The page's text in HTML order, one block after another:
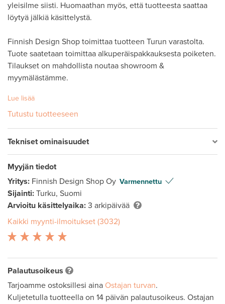
yleisilme siisti. Huomaathan myös, että tuotteesta saattaa
löytyä jälkiä käsittelystä.
Finnish Design Shop toimittaa tuotteen Turun varastolta.
Tuote saatetaan toimittaa alkuperäispakkauksesta poiketen.
Tilaukset on mahdollista noutaa showroom &
myymälästämme.
Lue lisää
Tutustu tuotteeseen
Tekniset ominaisuudet
Myyjän tiedot
Yritys: Finnish Design Shop Oy Varmennettu
Sijainti: Turku, Suomi
Arvioitu käsittelyaika: 3 arkipäivää
Kaikki myynti-ilmoitukset (3032)
Palautusoikeus
Tarjoamme ostoksillesi aina Ostajan turvan.
Kuljetetulla tuotteella on 14 päivän palautusoikeus. Ostajan